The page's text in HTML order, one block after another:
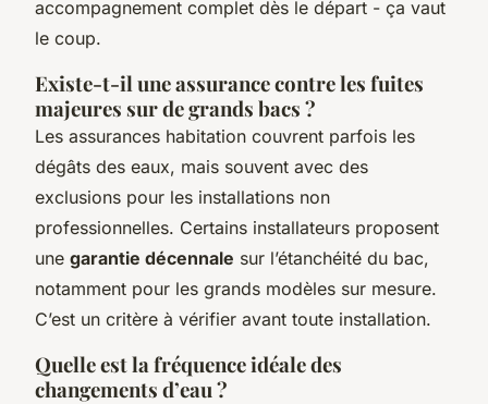
accompagnement complet dès le départ - ça vaut
le coup.
Existe-t-il une assurance contre les fuites
majeures sur de grands bacs ?
Les assurances habitation couvrent parfois les
dégâts des eaux, mais souvent avec des
exclusions pour les installations non
professionnelles. Certains installateurs proposent
une garantie décennale sur l’étanchéité du bac,
notamment pour les grands modèles sur mesure.
C’est un critère à vérifier avant toute installation.
Quelle est la fréquence idéale des
changements d’eau ?